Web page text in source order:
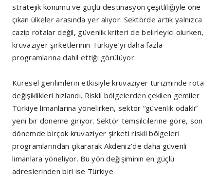
stratejik konumu ve güçlü destinasyon çeşitliliğiyle öne
çıkan ülkeler arasında yer alıyor. Sektörde artık yalnızca
cazip rotalar değil, güvenlik kriteri de belirleyici olurken,
kruvaziyer şirketlerinin Türkiye’yi daha fazla
programlarına dahil ettiği görülüyor.
Küresel gerilimlerin etkisiyle kruvaziyer turizminde rota
değişiklikleri hızlandı. Riskli bölgelerden çekilen gemiler
Türkiye limanlarına yönelirken, sektör “güvenlik odaklı”
yeni bir döneme giriyor. Sektör temsilcilerine göre, son
dönemde birçok kruvaziyer şirketi riskli bölgeleri
programlarından çıkararak Akdeniz’de daha güvenli
limanlara yöneliyor. Bu yön değişiminin en güçlü
adreslerinden biri ise Türkiye.